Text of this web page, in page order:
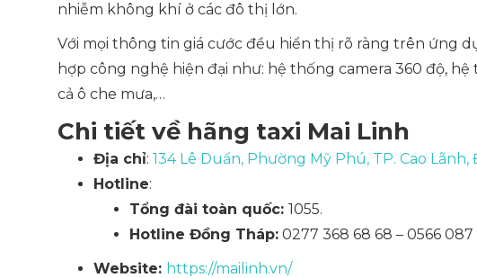
nhiễm không khí ở các đô thị lớn.
Với mọi thông tin giá cước đều hiển thị rõ ràng trên ứng
hợp công nghệ hiện đại như: hệ thống camera 360 độ,
cả ô che mưa,…
Chi tiết về hãng taxi Mai Linh
Địa chỉ: 134 Lê Duẩn, Phường Mỹ Phú, TP. Cao
Hotline:
Tổng đài toàn quốc: 1055.
Hotline Đồng Tháp: 0277 368 68 68 – 0566 087
Website: https://mailinh.vn/